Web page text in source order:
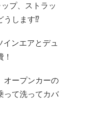
プ、ストラッ
うします⁉
ンエアとデュ
オープンカーの
って洗ってカバ